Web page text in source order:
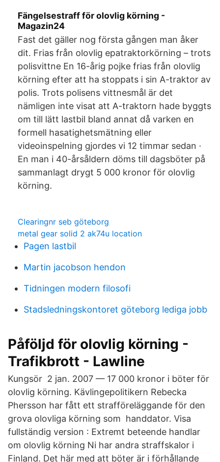
Fängelsestraff för olovlig körning -
Magazin24
Fast det gäller nog första gången man åker
dit. Frias från olovlig epatraktorkörning – trots
polisvittne En 16-årig pojke frias från olovlig
körning efter att ha stoppats i sin A-traktor av
polis. Trots polisens vittnesmål är det
nämligen inte visat att A-traktorn hade byggts
om till lätt lastbil bland annat då varken en
formell hasatighetsmätning eller
videoinspelning gjordes vi 12 timmar sedan ·
En man i 40-årsåldern döms till dagsböter på
sammanlagt drygt 5 000 kronor för olovlig
körning.
Clearingnr seb göteborg
metal gear solid 2 ak74u location
Pagen lastbil
Martin jacobson hendon
Tidningen modern filosofi
Stadsledningskontoret göteborg lediga jobb
Påföljd för olovlig körning -
Trafikbrott - Lawline
Kungsör 2 jan. 2007 — 17 000 kronor i böter för
olovlig körning. Kävlingepolitikern Rebecka
Phersson har fått ett strafföreläggande för den
grova olovliga körning som handdator. Visa
fullständig version : Extremt beteende handlar
om olovlig körning Ni har andra straffskalor i
Finland. Det här med att böter är i förhållande